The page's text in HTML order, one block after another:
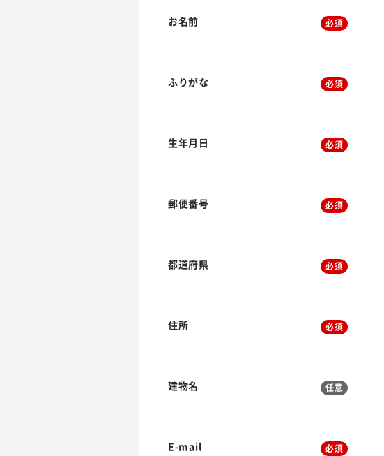
お名前 必須
ふりがな 必須
生年月日 必須
郵便番号 必須
都道府県 必須
住所 必須
建物名 任意
E-mail 必須